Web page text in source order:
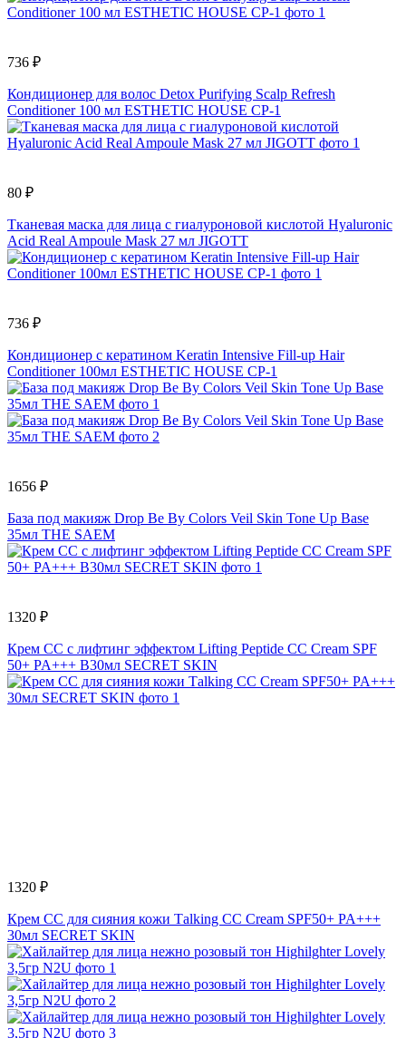
736 ₽
Кондиционер для волос Detox Purifying Scalp Refresh
Conditioner 100 мл ESTHETIC HOUSE CP-1
80 ₽
Тканевая маска для лица с гиалуроновой кислотой Hyaluronic
Acid Real Ampoule Mask 27 мл JIGOTT
736 ₽
Кондиционер с кератином Keratin Intensive Fill-up Hair
Conditioner 100мл ESTHETIC HOUSE CP-1
1656 ₽
База под макияж Drop Be By Colors Veil Skin Tone Up Base
35мл THE SAEM
1320 ₽
Крем СС с лифтинг эффектом Lifting Peptide CC Cream SPF
50+ PA+++ B30мл SECRET SKIN
1320 ₽
Крем CC для сияния кожи Tаlking CC Cream SPF50+ PA+++
30мл SECRET SKIN